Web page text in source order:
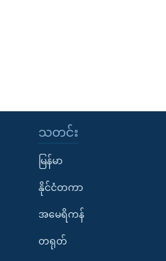
သတင်း
မြန်မာ
နိုင်ငံတကာ
အမေရိကန်
တရုတ်